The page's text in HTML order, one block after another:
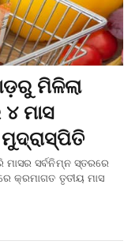
ମିଳିଲା
ମାସ
ସର୍ବନିମ୍ନ ସ୍ତରରେ
କ୍ରମାଗତ ତୃତୀୟ ମାସ